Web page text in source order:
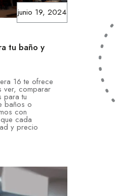
junio 19, 2024
tu baño y
16 te ofrece
ver, comparar
para tu
baños o
con
cada
y precio